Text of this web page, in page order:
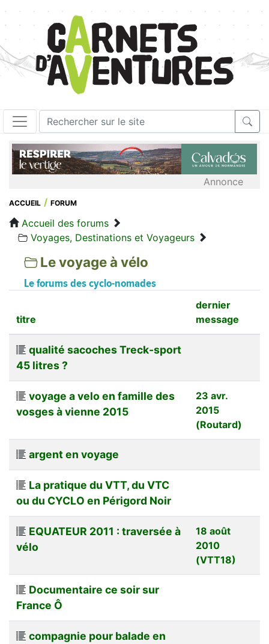
Annonce
ACCUEIL FORUM
Accueil des forums
Voyages, Destinations et Voyageurs
Le voyage à vélo
Le forums des cyclo-nomades
titre
dernier
message
qualité sacoches Treck-sport
45 litres ?
voyage a velo en famille des
vosges à vienne 2015
23 avr.
2015
(Routard)
argent en voyage
La pratique du VTT, du VTC
ou du CYCLO en Périgord Noir
EQUATEUR 2011 : traversée à
vélo
18 août
2010
(VTT18)
Documentaire ce soir sur
France Ô
compagnie pour balade en